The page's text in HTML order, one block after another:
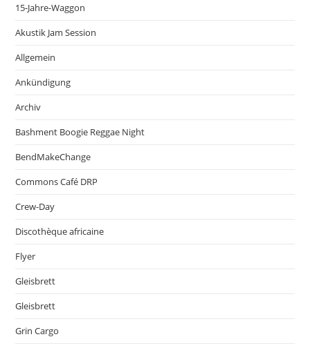
15-Jahre-Waggon
Akustik Jam Session
Allgemein
Ankündigung
Archiv
Bashment Boogie Reggae Night
BendMakeChange
Commons Café DRP
Crew-Day
Discothèque africaine
Flyer
Gleisbrett
Gleisbrett
Grin Cargo